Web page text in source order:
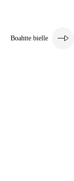
Boahtte bielle